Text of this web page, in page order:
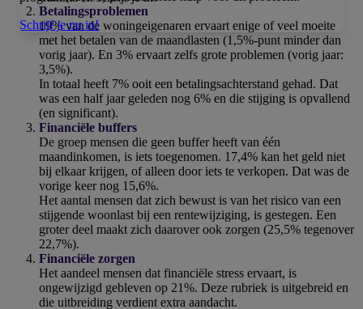
Betalingsproblemen
19% van de woningeigenaren ervaart enige of veel moeite
met het betalen van de maandlasten (1,5%-punt minder dan
vorig jaar). En 3% ervaart zelfs grote problemen (vorig jaar:
3,5%).
In totaal heeft 7% ooit een betalingsachterstand gehad. Dat
was een half jaar geleden nog 6% en die stijging is opvallend
(en significant).
Financiële buffers
De groep mensen die geen buffer heeft van één
maandinkomen, is iets toegenomen. 17,4% kan het geld niet
bij elkaar krijgen, of alleen door iets te verkopen. Dat was de
vorige keer nog 15,6%.
Het aantal mensen dat zich bewust is van het risico van een
stijgende woonlast bij een rentewijziging, is gestegen. Een
groter deel maakt zich daarover ook zorgen (25,5% tegenover
22,7%).
Financiële zorgen
Het aandeel mensen dat financiële stress ervaart, is
ongewijzigd gebleven op 21%. Deze rubriek is uitgebreid en
die uitbreiding verdient extra aandacht.
Schrijf je nu in!